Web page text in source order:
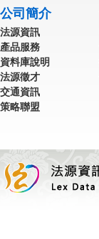
公司簡介
法源資訊
產品服務
資料庫說明
法源徵才
交通資訊
策略聯盟